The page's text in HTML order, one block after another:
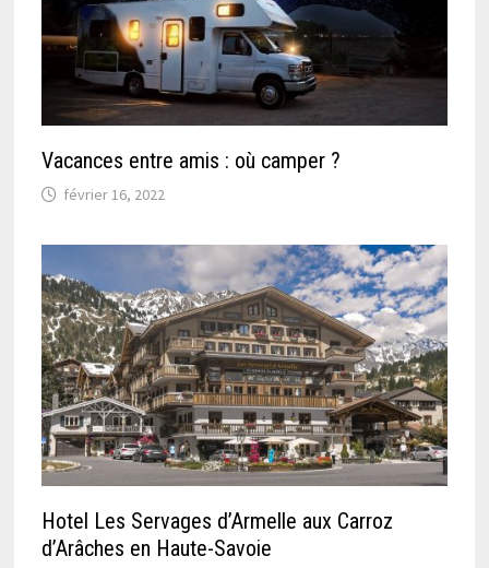
Vacances entre amis : où camper ?
février 16, 2022
Hotel Les Servages d’Armelle aux Carroz
d’Arâches en Haute-Savoie